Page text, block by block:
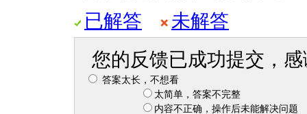
已解答
未解答
您的反馈已成功提交，
答案太长，不想看
太简单，答案不完整
内容不正确，操作后未能解决问题